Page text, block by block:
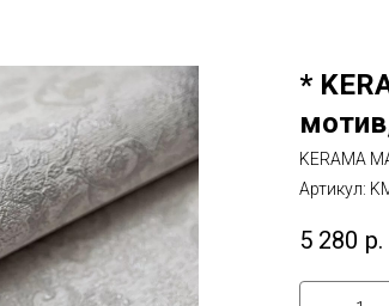
*
KERAMA
Артикул:
5 280 р.